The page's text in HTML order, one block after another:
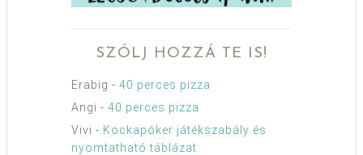
SZÓLJ HOZZÁ TE IS!
Erabig - 40 perces pizza
Angi - 40 perces pizza
Vivi - Kockapóker játékszabály és
nyomtatható táblázat